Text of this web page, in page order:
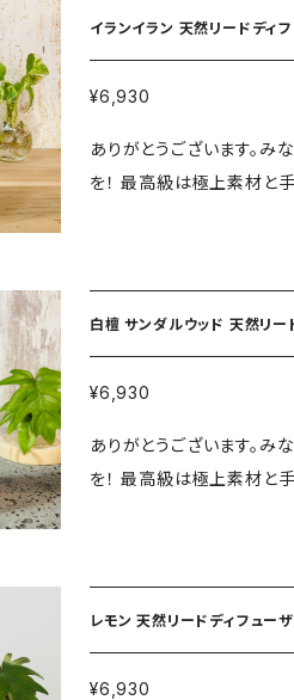
イランイラン 天然リードディ
¥6,930
ありがとうございます。
を！ 最高級は極上素材と手作りから。 日本製サトウキビエタノールにイランイラン葉から奥深い自然の
力・安心安全・空気清浄・心の栄養
容器・ガラスボトル量
での使用はおやめくださ
白檀 サンダルウッド 天然リ
¥6,930
ありがとうございます。
を！ 最高級は極上素材と手作りから。 日本製サトウキビエタノールに最高級マイソール産白檀サンダル
し・エネルギー・自然力・
縮液（日本製） ⚫︎容器・ガ
レモン 天然リードディフュー
¥6,930